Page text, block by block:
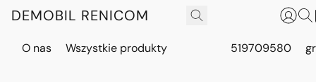
DEMOBIL RENICOM
O nas Wszystkie produkty 519709580